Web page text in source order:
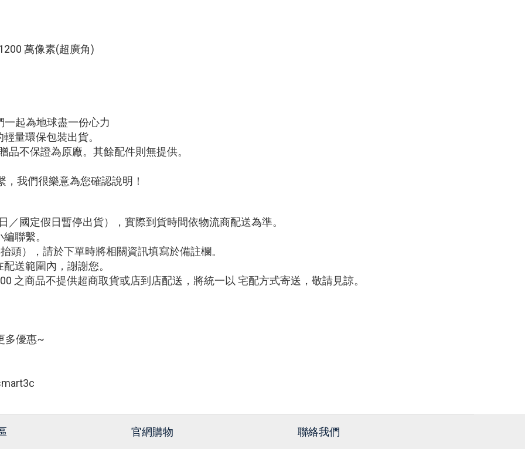
萬像素(超廣角)
起為地球盡一份心力
量環保包裝出貨。
不保證為原廠。其餘配件則無提供。
我們很樂意為您確認說明！
國定假日暫停出貨），實際到貨時間依物流商配送為準。
聯繫。
頭），請於下單時將相關資訊填寫於備註欄。
送範圍內，謝謝您。
之商品不提供超商取貨或店到店配送，將統一以 宅配方式寄送，敬請見諒。
多優惠~
官網購物 聯絡我們